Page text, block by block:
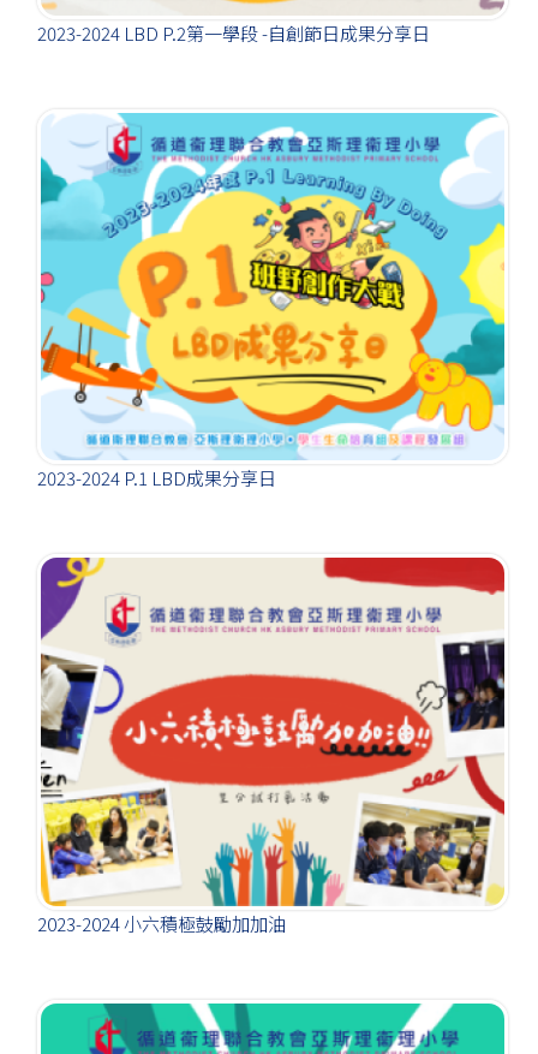
2023-2024 LBD P.2第一學段 -自創節日成果分享日
2023-2024 P.1 LBD成果分享日
2023-2024 小六積極鼓勵加加油